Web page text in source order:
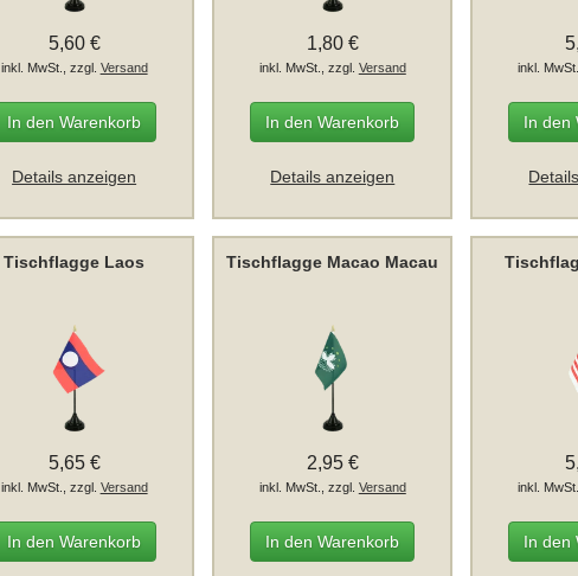
5,60 €
inkl. MwSt., zzgl. Versand
In den Warenkorb
Details anzeigen
1,80 €
inkl. MwSt., zzgl. Versand
In den Warenkorb
Details anzeigen
inkl.
In den
Tischflagge Laos
5,65 €
inkl. MwSt., zzgl. Versand
In den Warenkorb
Tischflagge Macao Macau
2,95 €
inkl. MwSt., zzgl. Versand
In den Warenkorb
inkl.
In den